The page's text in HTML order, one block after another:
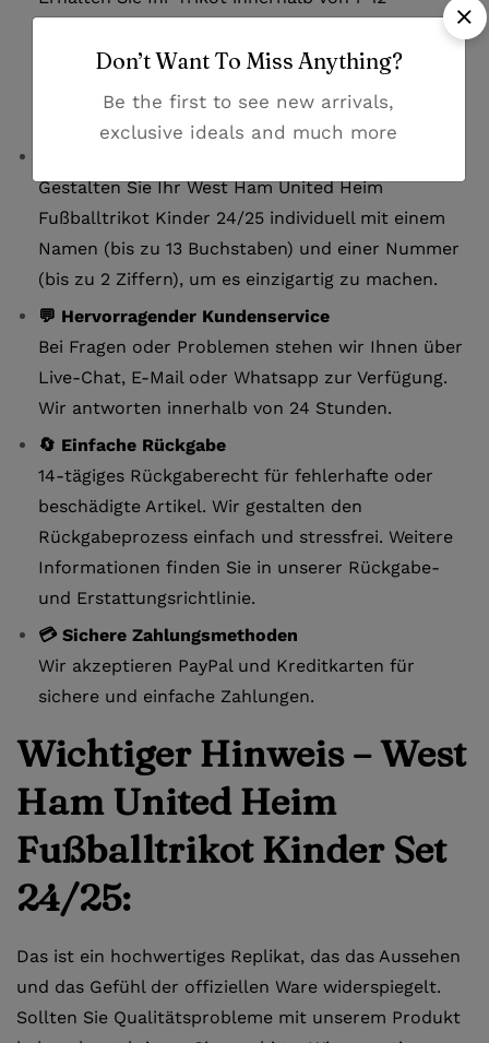
dem Versand erhalten Sie eine
Gestalten Sie Ihr West Ham United Heim
Fußballtrikot Kinder 24/25 individuell mit einem
Namen (bis zu 13 Buchstaben) und einer Nummer
(bis zu 2 Ziffern), um es einzigartig zu machen.
💬 Hervorragender Kundenservice
Bei Fragen oder Problemen stehen wir Ihnen über
Live-Chat, E-Mail oder Whatsapp zur Verfügung.
Wir antworten innerhalb von 24 Stunden.
🔄 Einfache Rückgabe
14-tägiges Rückgaberecht für fehlerhafte oder
beschädigte Artikel. Wir gestalten den
Rückgabeprozess einfach und stressfrei. Weitere
Informationen finden Sie in unserer Rückgabe-
und Erstattungsrichtlinie.
💳 Sichere Zahlungsmethoden
Wir akzeptieren PayPal und Kreditkarten für
sichere und einfache Zahlungen.
Wichtiger Hinweis – West
Ham United Heim
Fußballtrikot Kinder Set
24/25:
Das ist ein hochwertiges Replikat, das das Aussehen
und das Gefühl der offiziellen Ware widerspiegelt.
Sollten Sie Qualitätsprobleme mit unserem Produkt
Don’t Want To Miss Anything?
Be the first to see new arrivals,
exclusive ideals and much more